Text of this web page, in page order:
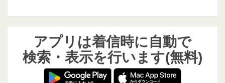
アプリは着信時に自動で
検索・表示を行います(無料)